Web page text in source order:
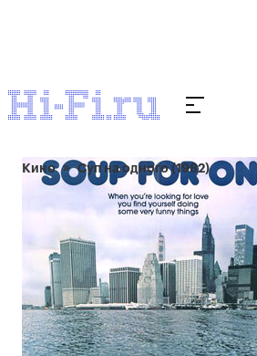
Кино Суп на одного (1982)